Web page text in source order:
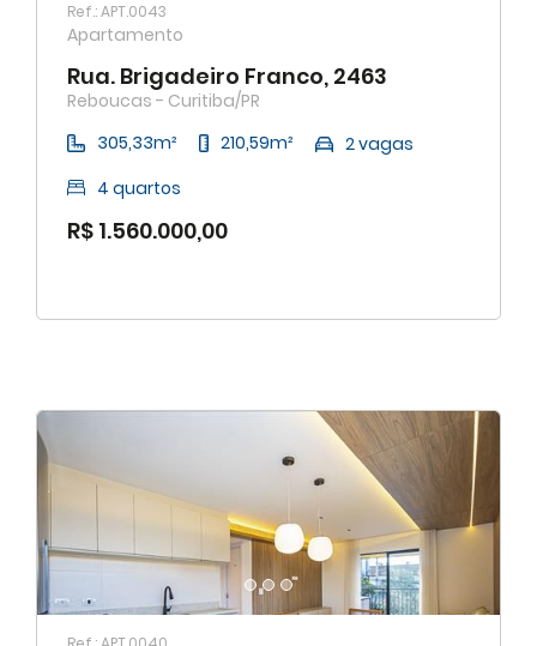
Ref.: APT.0043
Apartamento
Rua. Brigadeiro Franco, 2463
Reboucas - Curitiba/PR
305,33m²
210,59m²
2 vagas
4 quartos
R$ 1.560.000,00